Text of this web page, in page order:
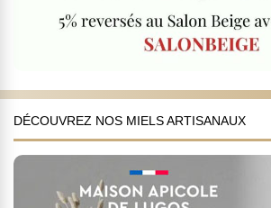
DÉCOUVREZ NOS MIELS ARTISANAUX